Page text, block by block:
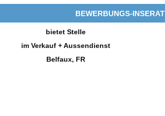
bietet Stelle
im Verkauf + Aussendienst
Belfaux, FR
BEWERBUNGS-INSERAT